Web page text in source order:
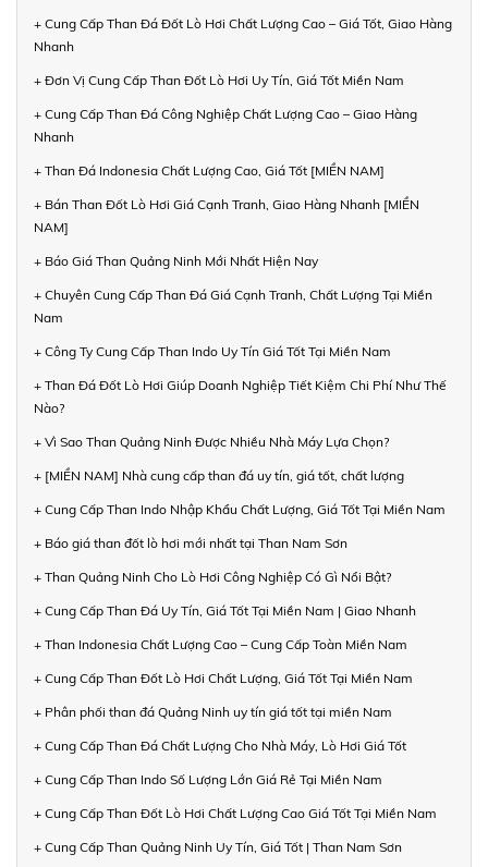
+ Cung Cấp Than Đá Đốt Lò Hơi Chất Lượng Cao – Giá Tốt, Giao Hàng
Nhanh
+ Đơn Vị Cung Cấp Than Đốt Lò Hơi Uy Tín, Giá Tốt Miền Nam
+ Cung Cấp Than Đá Công Nghiệp Chất Lượng Cao – Giao Hàng
Nhanh
+ Than Đá Indonesia Chất Lượng Cao, Giá Tốt [MIỀN NAM]
+ Bán Than Đốt Lò Hơi Giá Cạnh Tranh, Giao Hàng Nhanh [MIỀN
NAM]
+ Báo Giá Than Quảng Ninh Mới Nhất Hiện Nay
+ Chuyên Cung Cấp Than Đá Giá Cạnh Tranh, Chất Lượng Tại Miền
Nam
+ Công Ty Cung Cấp Than Indo Uy Tín Giá Tốt Tại Miền Nam
+ Than Đá Đốt Lò Hơi Giúp Doanh Nghiệp Tiết Kiệm Chi Phí Như Thế
Nào?
+ Vì Sao Than Quảng Ninh Được Nhiều Nhà Máy Lựa Chọn?
+ [MIỀN NAM] Nhà cung cấp than đá uy tín, giá tốt, chất lượng
+ Cung Cấp Than Indo Nhập Khẩu Chất Lượng, Giá Tốt Tại Miền Nam
+ Báo giá than đốt lò hơi mới nhất tại Than Nam Sơn
+ Than Quảng Ninh Cho Lò Hơi Công Nghiệp Có Gì Nổi Bật?
+ Cung Cấp Than Đá Uy Tín, Giá Tốt Tại Miền Nam | Giao Nhanh
+ Than Indonesia Chất Lượng Cao – Cung Cấp Toàn Miền Nam
+ Cung Cấp Than Đốt Lò Hơi Chất Lượng, Giá Tốt Tại Miền Nam
+ Phân phối than đá Quảng Ninh uy tín giá tốt tại miền Nam
+ Cung Cấp Than Đá Chất Lượng Cho Nhà Máy, Lò Hơi Giá Tốt
+ Cung Cấp Than Indo Số Lượng Lớn Giá Rẻ Tại Miền Nam
+ Cung Cấp Than Đốt Lò Hơi Chất Lượng Cao Giá Tốt Tại Miền Nam
+ Cung Cấp Than Quảng Ninh Uy Tín, Giá Tốt | Than Nam Sơn